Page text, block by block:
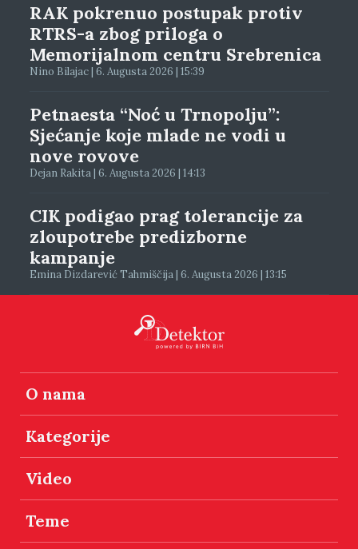
RAK pokrenuo postupak protiv
RTRS-a zbog priloga o
Memorijalnom centru Srebrenica
Nino Bilajac | 6. Augusta 2026 | 15:39
Petnaesta “Noć u Trnopolju”:
Sjećanje koje mlade ne vodi u
nove rovove
Dejan Rakita | 6. Augusta 2026 | 14:13
CIK podigao prag tolerancije za
zloupotrebe predizborne
kampanje
Emina Dizdarević Tahmiščija | 6. Augusta 2026 | 13:15
O nama
Kategorije
Video
Teme